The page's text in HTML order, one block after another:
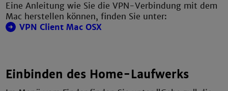
Eine Anleitung wie Sie die VPN-Verbindung mit dem
Mac herstellen können, finden Sie unter:
VPN Client Mac OSX
Einbinden des Home-Laufwerks